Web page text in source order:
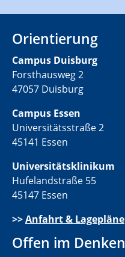
Orientierung
Campus Duisburg
Forsthausweg 2
47057 Duisburg
Campus Essen
Universitätsstraße 2
45141 Essen
Universitätsklinikum
Hufelandstraße 55
45147 Essen
>>Anfahrt & Lagepläne
Offen im Denken